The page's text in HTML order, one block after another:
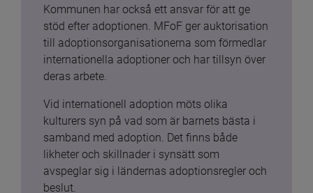
Kommunen har också ett ansvar för att ge
stöd efter adoptionen. MFoF ger auktorisation
till adoptionsorganisationerna som förmedlar
internationella adoptioner och har tillsyn över
deras arbete.
Vid internationell adoption möts olika
kulturers syn på vad som är barnets bästa i
samband med adoption. Det finns både
likheter och skillnader i synsätt som
avspeglar sig i ländernas adoptionsregler och
beslut.